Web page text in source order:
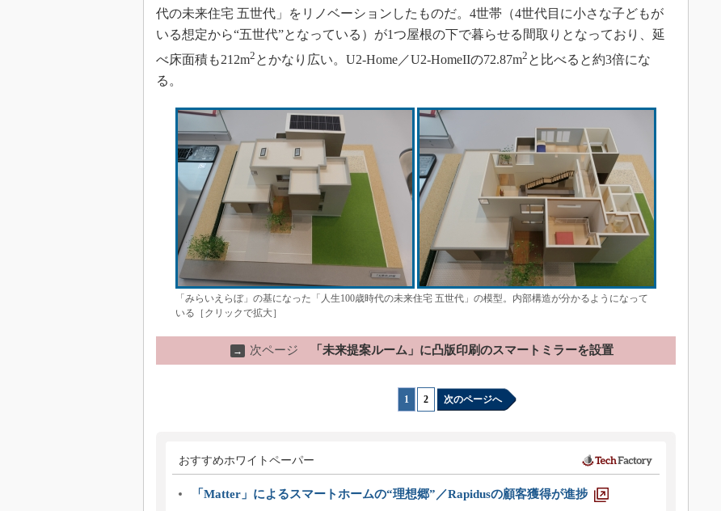
代の未来住宅 五世代」をリノベーションしたものだ。4世帯（4世代目に小さな子どもが
いる想定から“五世代”となっている）が1つ屋根の下で暮らせる間取りとなっており、延
べ床面積も212m2 とかなり広い。U2-Home／U2-HomeIIの72.87m2 と比べると約3倍にな
る。
「みらいえらぼ」の基になった「人生100歳時代の未来住宅 五世代」の模型。内部構造が分かるようになって
いる［クリックで拡大］
→ 次ページ 「未来提案ルーム」に凸版印刷のスマートミラーを設置
1 2 次のページへ
おすすめホワイトペーパー
「Matter」によるスマートホームの“理想郷”／Rapidusの顧客獲得が進捗